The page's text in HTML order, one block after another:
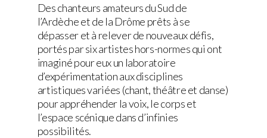
Des chanteurs amateurs du Sud de
l’Ardèche et de la Drôme prêts à se
dépasser et à relever de nouveaux défis,
portés par six artistes hors-normes qui ont
imaginé pour eux un laboratoire
d’expérimentation aux disciplines
artistiques variées (chant, théâtre et danse)
pour appréhender la voix, le corps et
l’espace scénique dans d’infinies
possibilités.